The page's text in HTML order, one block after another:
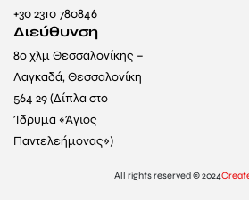
All rights reserved © 2024
+30 2310 780846
Διεύθυνση
8ο χλμ Θεσσαλονίκης –
Λαγκαδά, Θεσσαλονίκη
564 29 (Δίπλα στο
Ίδρυμα «Άγιος
Παντελεήμονας»)